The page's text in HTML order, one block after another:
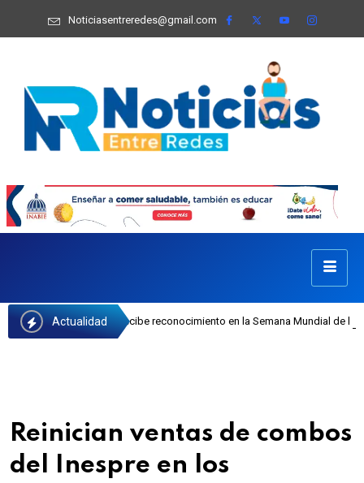
Noticiasentreredes@gmail.com
Actualidad
recibe reconocimiento en la Semana Mundial de la Lactancia Materna
Reinician ventas de combos
del Inespre en los